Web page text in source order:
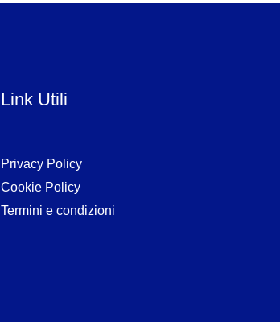
Link Utili
Privacy Policy
Cookie Policy
Termini e condizioni